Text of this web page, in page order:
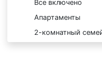
Все включено
Апартаменты
2-комнатный